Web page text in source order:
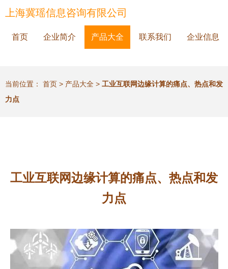
上海冀瑶信息咨询有限公司
首页 企业简介 产品大全 联系我们 企业信息
当前位置： 首页 > 产品大全 > 工业互联网边缘计算的痛点、热点和发
力点
工业互联网边缘计算的痛点、热点和发
力点